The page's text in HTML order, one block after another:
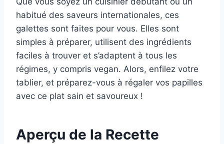
habitué des saveurs internationales, ces
galettes sont faites pour vous. Elles sont
simples à préparer, utilisent des ingrédients
faciles à trouver et s’adaptent à tous les
régimes, y compris vegan. Alors, enfilez votre
tablier, et préparez-vous à régaler vos papilles
avec ce plat sain et savoureux !
Aperçu de la Recette